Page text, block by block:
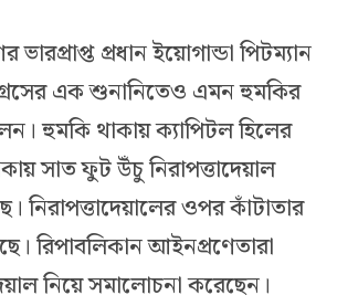
প্রধান ইয়োগান্ডা পিটম্যান
এক শুনানিতেও এমন হুমকির
হুমকি থাকায় ক্যাপিটল হিলের
সাত ফুট উঁচু নিরাপত্তাদেয়াল
নিরাপত্তাদেয়ালের ওপর কাঁটাতার
রিপাবলিকান আইনপ্রণেতারা
নিয়ে সমালোচনা করেছেন।